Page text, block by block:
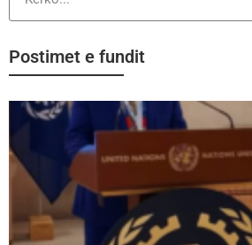
Postimet e fundit